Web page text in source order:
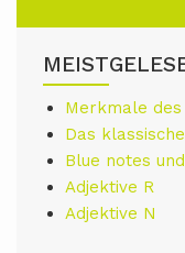
Merkmale des
Das
Blue notes
Adjektive R
Adjektive N